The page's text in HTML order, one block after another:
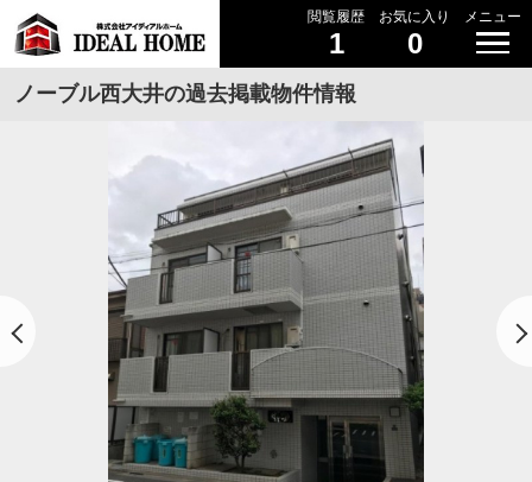
閲覧履歴
1
お気に入り
0
メニュー
ノーブル西大井の過去掲載物件情報